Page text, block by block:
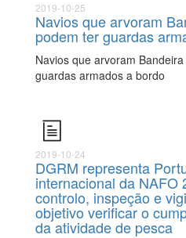
2019-10-25
Navios que arvoram
podem ter guardas
Navios que arvoram
guardas armados a bordo
2019-10-24
DGRM representa
internacional da NAFO
controlo, inspeção e
objetivo verificar o
da atividade de pesca